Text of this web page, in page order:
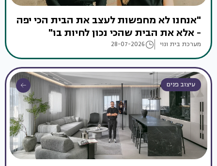
"אנחנו לא מחפשות לעצב את הבית הכי יפה
- אלא את הבית שהכי נכון לחיות בו"
מערכת בית ונוי 28-07-2026
עיצוב פנים